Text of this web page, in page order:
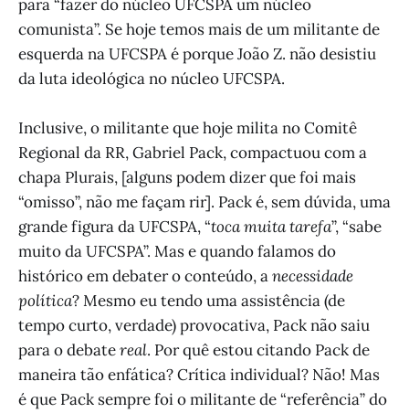
para “fazer do núcleo UFCSPA um núcleo
comunista”. Se hoje temos mais de um militante de
esquerda na UFCSPA é porque João Z. não desistiu
da luta ideológica no núcleo UFCSPA.
Inclusive, o militante que hoje milita no Comitê
Regional da RR, Gabriel Pack, compactuou com a
chapa Plurais, [alguns podem dizer que foi mais
“omisso”, não me façam rir]. Pack é, sem dúvida, uma
grande figura da UFCSPA, “toca muita tarefa”, “sabe
muito da UFCSPA”. Mas e quando falamos do
histórico em debater o conteúdo, anecessidade
política? Mesmo eu tendo uma assistência (de
tempo curto, verdade) provocativa, Pack não saiu
para o debatereal. Por quê estou citando Pack de
maneira tão enfática? Crítica individual? Não! Mas
é que Pack sempre foi o militante de “referência” do